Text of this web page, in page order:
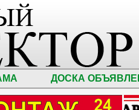
ДОСКА